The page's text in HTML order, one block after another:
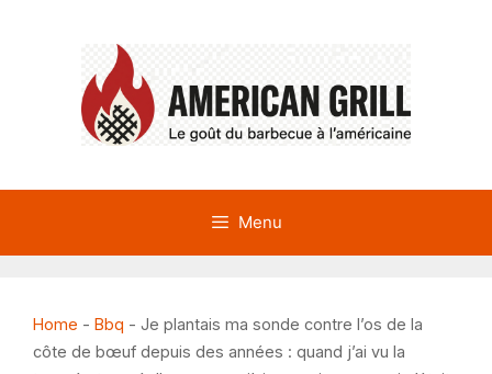
Menu
Home - Bbq - Je plantais ma sonde contre l’os de la
côte de bœuf depuis des années : quand j’ai vu la